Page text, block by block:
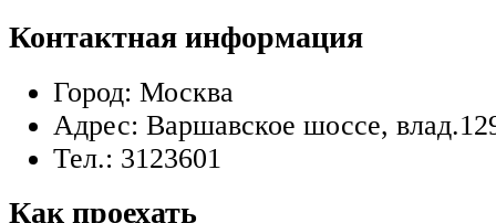
Контактная информация
Город: Москва
Адрес: Варшавское шоссе,
Тел.: 3123601
Как проехать